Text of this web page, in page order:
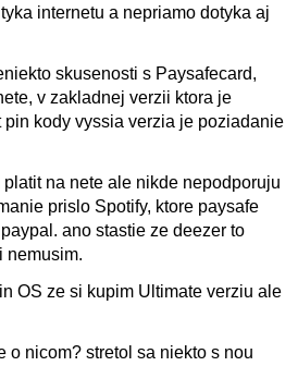
internetu a nepriamo dotyka aj
skusenosti s Paysafecard,
v zakladnej verzii ktora je
kody vyssia verzia je poziadanie
na nete ale nikde nepodporuju
prislo Spotify, ktore paysafe
ano stastie ze deezer to
nemusim.
OS ze si kupim Ultimate verziu ale
o nicom? stretol sa niekto s nou